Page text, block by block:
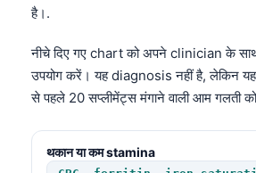
है।.
नीचे दिए गए chart को अपने clinician के
उपयोग करें। यह diagnosis नहीं है, लेकिन
से पहले 20 सप्लीमेंट्स मंगाने वाली आम गलती
थकान या कम stamina
অসমীয়া
Galego
Latviešu valoda
Македонски јазик
Euskara